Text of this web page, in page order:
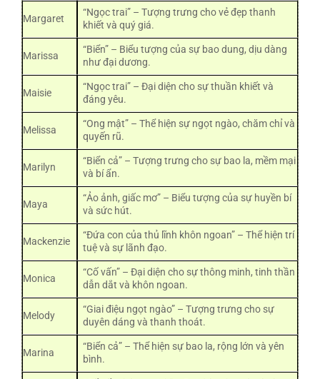
Margaret
“Ngọc trai” – Tượng trưng cho vẻ đẹp thanh
khiết và quý giá.
Marissa
“Biển” – Biểu tượng của sự bao dung, dịu dàng
như đại dương.
Maisie
“Ngọc trai” – Đại diện cho sự thuần khiết và
đáng yêu.
Melissa
“Ong mật” – Thể hiện sự ngọt ngào, chăm chỉ và
quyến rũ.
Marilyn
“Biển cả” – Tượng trưng cho sự bao la, mềm mại
và bí ẩn.
Maya
“Ảo ảnh, giấc mơ” – Biểu tượng của sự huyền bí
và sức hút.
Mackenzie
“Đứa con của thủ lĩnh khôn ngoan” – Thể hiện trí
tuệ và sự lãnh đạo.
Monica
“Cố vấn” – Đại diện cho sự thông minh, tinh thần
dẫn dắt và khôn ngoan.
Melody
“Giai điệu ngọt ngào” – Tượng trưng cho sự
duyên dáng và thanh thoát.
Marina
“Biển cả” – Thể hiện sự bao la, rộng lớn và yên
bình.